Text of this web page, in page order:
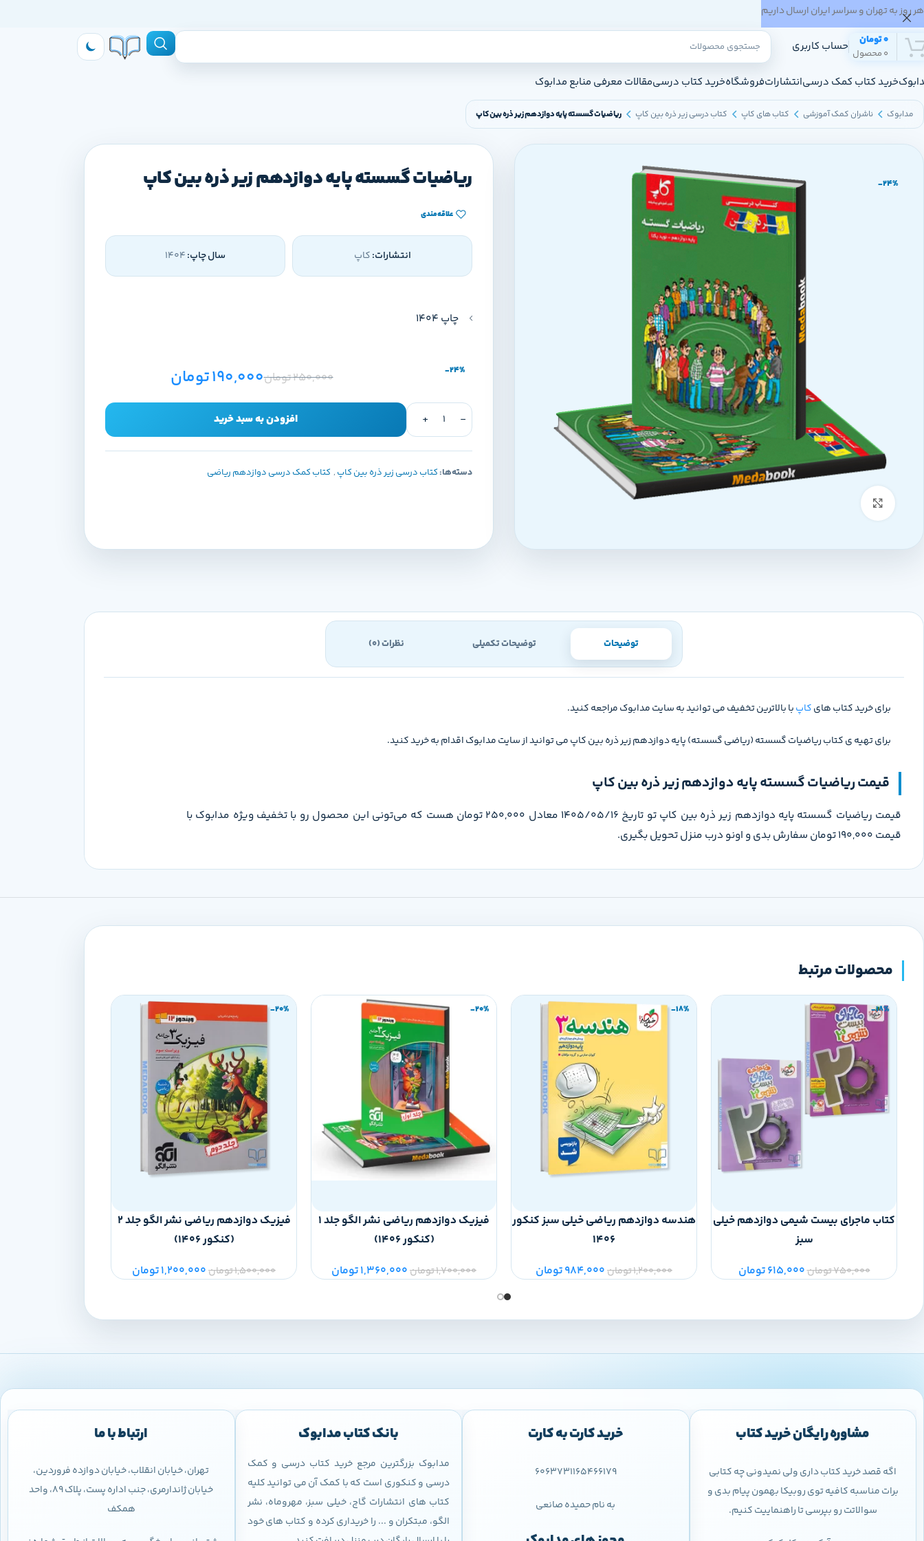
0 محصول
0تومان حساب کاربری
خرید کتاب کمک درسیانتشاراتفروشگاهخرید کتاب درسیمقالات معرفی منابع مدابوک
مدابوک ناشران کمک آموزشی کتاب های کاپ کتاب درسی زیر ذره بین کاپ ریاضیات گسسته پایه دوازدهم زیر ذره بین کاپ
-24% ریاضیات گسسته پایه دوازدهم زیر ذره بین کاپ
علاقه‌مندی
انتشارات:کاپ سال چاپ:
چاپ 1404
-24%
250,000تومان190,000تومان
افزودن به سبد خرید
دسته‌ها: کتاب درسی زیر ذره بین کاپ , کتاب کمک درسی دوازدهم ریاضی
توضیحات توضیحات تکمیلی نظرات (0)
برای خرید کتاب هایکاپبا بالاترین تخفیف می توانید به سایت مدابوک مراجعه کنید.
برای تهیه ی کتاب ریاضیات گسسته (ریاضی گسسته) پایه دوازدهم زیر ذره بین کاپ می توانید از سایت مدابوک اقدام به خرید کنید.
قیمت ریاضیات گسسته پایه دوازدهم زیر ذره بین کاپ
قیمت ریاضیات گسسته پایه دوازدهم زیر ذره بین کاپ تو تاریخ 1405/05/16 معادل 250,000 تومان هست که می‌تونی این محصول رو با تخفیف ویژه مدابوک با
قیمت 190,000 تومان سفارش بدی و اونو درب منزل تحویل بگیری.
محصولات مرتبط
-18%
کتاب ماجرای بیست شیمی دوازدهم خیلی
سبز
750,000تومان615,000تومان
-18%
هندسه دوازدهم ریاضی خیلی سبز کنکور
1406
1,200,000تومان984,000تومان
-20%
فیزیک دوازدهم ریاضی نشر الگو جلد 1
(کنکور 1406)
1,700,000تومان1,360,000تومان
-20%
فیزیک دوازدهم ریاضی نشر الگو جلد 2
(کنکور 1406)
1,500,000تومان1,200,000تومان
مشاوره رایگان خرید کتاب
اگه قصد خرید کتاب داری ولی نمیدونی چه کتابی
برات مناسبه کافیه توی روبیکا بهمون پیام بدی و
سوالاتت رو بپرسی تا راهنماییت کنیم.
خرید کارت به کارت
6063731165466179
به نام حمیده صانعی
بانک کتاب مدابوک
مدابوک بزرگترین مرجع خرید کتاب درسی و کمک
درسی و کنکوری است که با کمک آن می توانید کلیه
کتاب های انتشارات گاج، خیلی سبز، مهروماه، نشر
الگو، مبتکران و ... را خریداری کرده و کتاب های خود
ارتباط با ما
تهران، خیابان انقلاب، خیابان دوازده فروردین،
خیابان ژاندارمری، جنب اداره پست، پلاک 89، واحد
همکف
هر روز به تهران و سراسر ایران ارسال داریم